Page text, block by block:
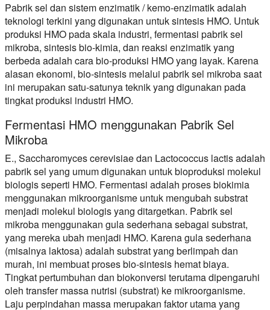
Pabrik sel dan sistem enzimatik / kemo-enzimatik adalah
teknologi terkini yang digunakan untuk sintesis HMO. Untuk
produksi HMO pada skala industri, fermentasi pabrik sel
mikroba, sintesis bio-kimia, dan reaksi enzimatik yang
berbeda adalah cara bio-produksi HMO yang layak. Karena
alasan ekonomi, bio-sintesis melalui pabrik sel mikroba saat
ini merupakan satu-satunya teknik yang digunakan pada
tingkat produksi industri HMO.
Fermentasi HMO menggunakan Pabrik Sel
Mikroba
E., Saccharomyces cerevisiae dan Lactococcus lactis adalah
pabrik sel yang umum digunakan untuk bioproduksi molekul
biologis seperti HMO. Fermentasi adalah proses biokimia
menggunakan mikroorganisme untuk mengubah substrat
menjadi molekul biologis yang ditargetkan. Pabrik sel
mikroba menggunakan gula sederhana sebagai substrat,
yang mereka ubah menjadi HMO. Karena gula sederhana
(misalnya laktosa) adalah substrat yang berlimpah dan
murah, ini membuat proses bio-sintesis hemat biaya.
Tingkat pertumbuhan dan biokonversi terutama dipengaruhi
oleh transfer massa nutrisi (substrat) ke mikroorganisme.
Laju perpindahan massa merupakan faktor utama yang